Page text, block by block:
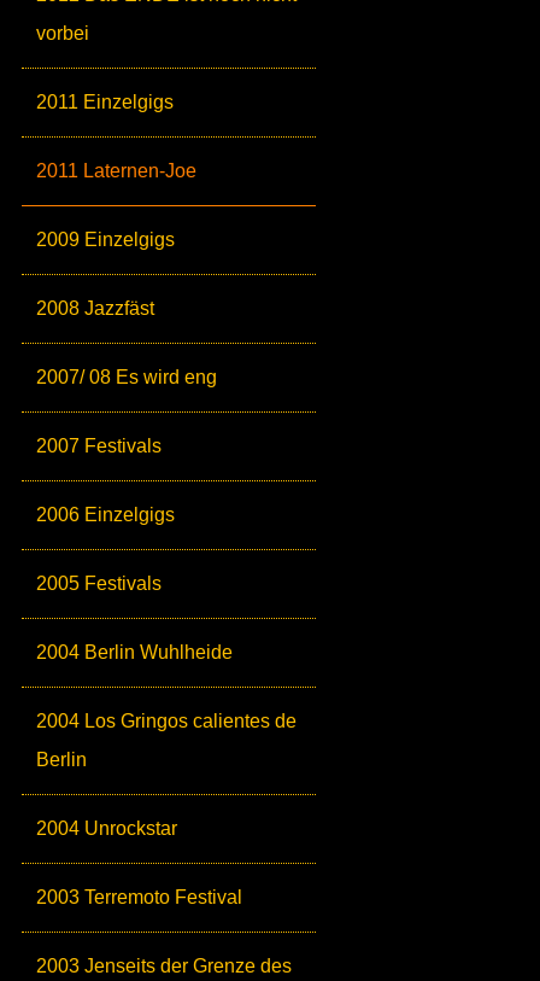
vorbei
2011 Einzelgigs
2011 Laternen-Joe
2009 Einzelgigs
2008 Jazzfäst
2007/ 08 Es wird eng
2007 Festivals
2006 Einzelgigs
2005 Festivals
2004 Berlin Wuhlheide
2004 Los Gringos calientes de
Berlin
2004 Unrockstar
2003 Terremoto Festival
2003 Jenseits der Grenze des